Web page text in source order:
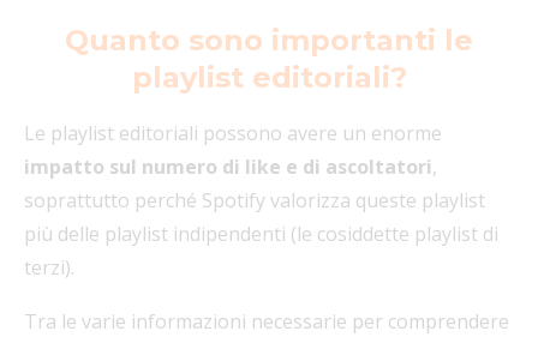
Quanto sono importanti le
playlist editoriali?
Le playlist editoriali possono avere un enorme
impatto sul numero di like e di ascoltatori,
soprattutto perché Spotify valorizza queste playlist
più delle playlist indipendenti (le cosiddette playlist di
terzi).
Tra le varie informazioni necessarie per comprendere